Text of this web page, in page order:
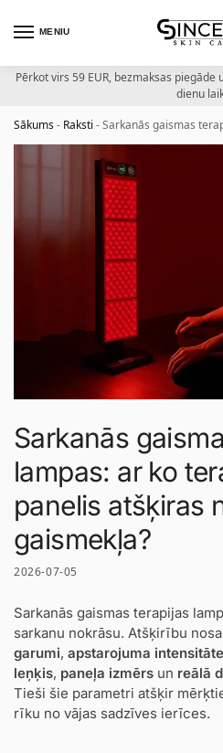
MENIU
Pērkot virs 59 EUR, bezmaksas
dienu
Sākums- Raksti -Sarkanās gaismas
Sarkanās
lampas: ar ko
panelis atšķiras
gaismekļa?
2026-07-05
Sarkanās gaismas terapijas
sarkanu nokrāsu. Atšķirību
garumi, apstarojuma
leņķis, paneļa izmērs un reālā
Tieši šie parametri atšķir
rīku no vājas sadzīves ierīces.